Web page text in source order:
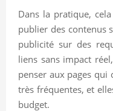
Dans la pratique,
publier des contenus
publicité sur des
liens sans impact
penser aux pages qui
très fréquentes, et
budget.